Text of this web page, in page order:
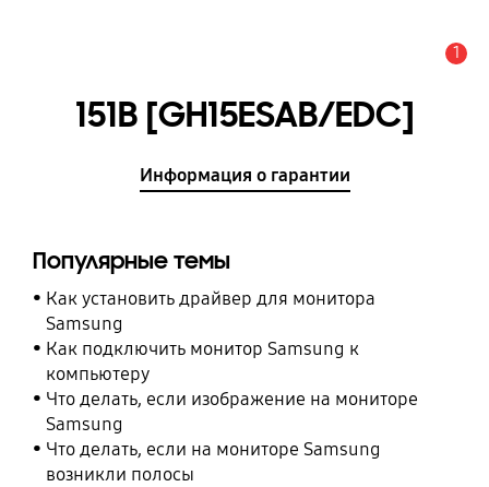
1
151B [GH15ESAB/EDC]
Информация о гарантии
Популярные темы
Как установить драйвер для монитора
Samsung
Как подключить монитор Samsung к
компьютеру
Что делать, если изображение на мониторе
Samsung
Что делать, если на мониторе Samsung
возникли полосы